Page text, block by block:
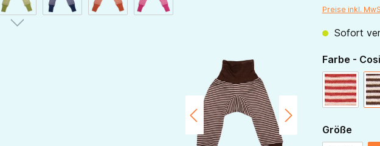
Preise inkl.
Sofort
Farbe -
rot-natur
Größe